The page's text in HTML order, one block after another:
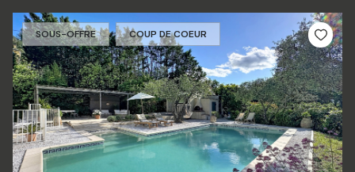
SOUS-OFFRE COUP DE COEUR